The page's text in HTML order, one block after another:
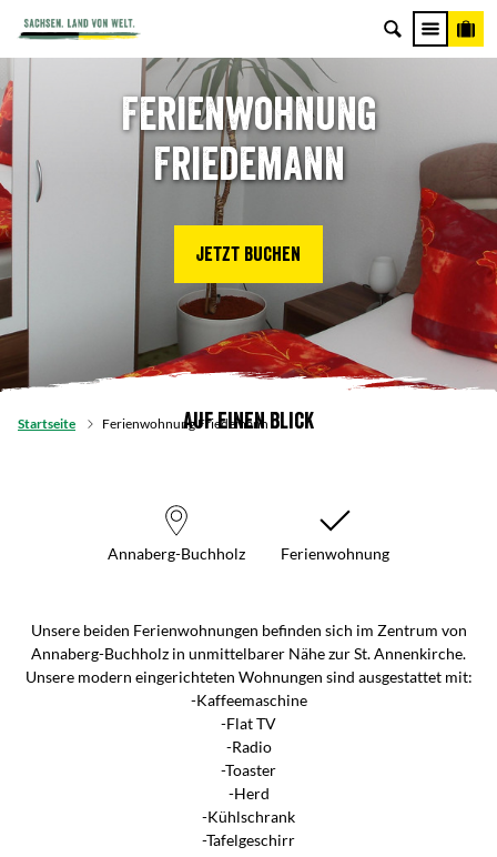
Ferienwohnung
Friedemann
Jetzt buchen
Startseite Ferienwohnung Friedemann
Auf einen Blick
Annaberg-Buchholz Ferienwohnung
Unsere beiden Ferienwohnungen befinden sich im Zentrum von
Annaberg-Buchholz in unmittelbarer Nähe zur St. Annenkirche.
Unsere modern eingerichteten Wohnungen sind ausgestattet mit:
-Kaffeemaschine
-Flat TV
-Radio
-Toaster
-Herd
-Kühlschrank
-Tafelgeschirr